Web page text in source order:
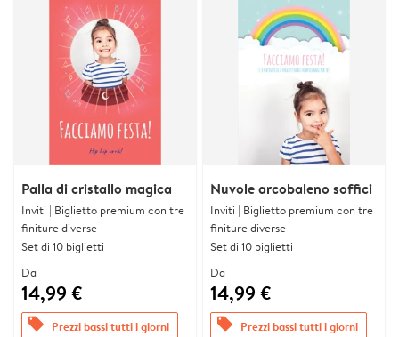
Palla di cristallo magica
Inviti | Biglietto premium con tre
finiture diverse
Set di 10 biglietti
Da
14,99 €
offers Prezzi bassi tutti i giorni
Nuvole arcobaleno soffici
Inviti | Biglietto premium con tre
finiture diverse
Set di 10 biglietti
Da
14,99 €
offers Prezzi bassi tutti i giorni